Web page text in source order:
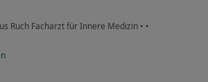
Ruch Facharzt für Innere Medizin • •